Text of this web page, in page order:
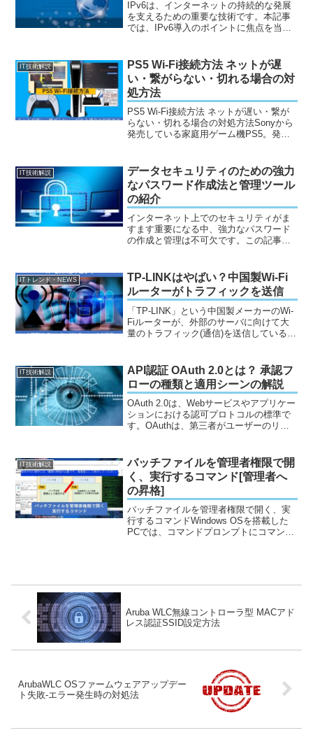
IPv6は、インターネットの持続的な発展
を支えるための重要な技術です。本記事
では、IPv6導入のポイントに焦点を当
す。IPv6の基本概要IPv6は、IPv4のアド
レス枯渇...
IT技術解説
PS5 Wi-Fi接続方法 ネットが遅
い・繋がらない・切れる場合の対
処方法
PS5 Wi-Fi接続方法 ネットが遅い・繋が
らない・切れる場合の対処方法Sonyから
発売している家庭用ゲーム機PS5。発売
方も多いかと思います。PS4と比較して
ホーム...
IT技術解説
データセキュリティのための強力
なパスワード作成法と管理ツール
の紹介
インターネット上でのセキュリティがま
すます重要になる中、強力なパスワード
の作成と管理は不可欠です。この記事で
ィスと、便利なパスワード管理ツールを
紹介します。パスワードの...
ITトレンド・NEWS
TP-LINKはやばい？中国製Wi-Fi
ルーターがトラフィックを送信
「TP-LINK」という中国製メーカーのWi-
Fiルーターが、外部のサーバに向けて大
量のトラフィック(通信)を送信しているこ
す。 家庭で無線LANを利用するために
Wi-...
IT技術解説
API認証 OAuth 2.0とは？ 承認フ
ローの種類と適用シーンの解説
OAuth 2.0は、Webサービスやアプリケー
ションにおける認可プロトコルの標準で
す。OAuthは、第三者がユーザーのリソ
プロトコルは、ユーザーがパスワードを
直接サー...
IT技術解説
バッチファイルを管理者権限で開
く、実行するコマンド[管理者へ
の昇格]
バッチファイルを管理者権限で開く、実
行するコマンドWindows OSを搭載した
PCでは、コマンドプロンプトにコマンド
Aruba WLC無線コントローラ型 MACアド
レス認証SSID設定方法
ArubaWLC OSファームウェアアップデー
ト失敗-エラー発生時の対処法